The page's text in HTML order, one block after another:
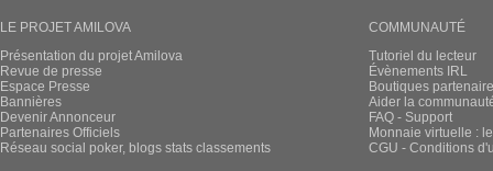
LE PROJET AMILOVA
Présentation du projet Amilova
Revue de presse
Espace Presse
Bannières
Devenir Annonceur
Partenaires Officiels
Réseau social poker, blogs stats classements
COMMUNAUTÉ
Tutoriel du lecteur
Évènements IRL
Boutiques
Aider la
FAQ - Support
Monnaie virtuelle :
CGU - Conditions